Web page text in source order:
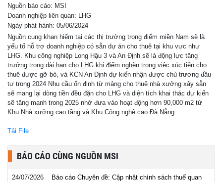
Nguồn báo cáo: MSI
Doanh nghiệp liên quan: LHG
Ngày phát hành: 05/06/2024
Nguồn cung khan hiếm tại các thị trường trọng điểm miền Nam sẽ là
yếu tố hỗ trợ doanh nghiệp có sẵn dự án cho thuê tại khu vực như
LHG. Khu công nghiệp Long Hậu 3 và An Định sẽ là động lực tăng
trưởng trong dài hạn cho LHG khi điểm nghẽn trong việc xúc tiến cho
thuê được gỡ bỏ, và KCN An Định dự kiến nhận được chủ trương đầu
tư trong 2024 Nhu cầu ổn định từ mảng cho thuê nhà xưởng xây sẵn
sẽ mang lại dòng tiền đều đặn cho LHG và diện tích khai thác dự kiến
sẽ tăng mạnh trong 2025 nhờ đưa vào hoạt động hơn 90,000 m2 từ
Khu Nhà xưởng cao tầng và Khu Công nghệ cao Đà Nẵng
Tải File
BÁO CÁO CÙNG NGUỒN MSI
24/07/2026
Báo cáo Chuyên đề: Cập nhật chính sách thuế quan